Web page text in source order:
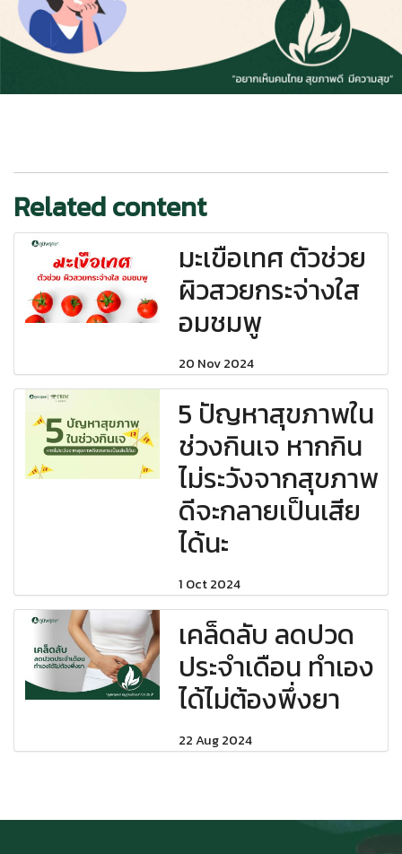
Related content
มะเขือเทศ ตัวช่วย
ผิวสวยกระจ่างใส
อมชมพู
20 Nov 2024
5 ปัญหาสุขภาพใน
ช่วงกินเจ หากกิน
ไม่ระวังจากสุขภาพ
ดีจะกลายเป็นเสีย
ได้นะ
1 Oct 2024
เคล็ดลับ ลดปวด
ประจำเดือน ทำเอง
ได้ไม่ต้องพึ่งยา
22 Aug 2024